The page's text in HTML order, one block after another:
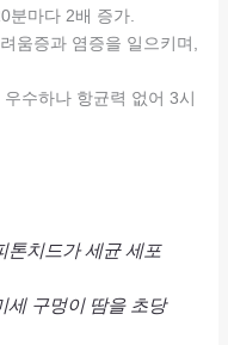
분마다 2배 증가.
움증과 염증을 일으키며,
수하나 항균력 없어 3시
톤치드가 세균 세포
세 구멍이 땀을 초당